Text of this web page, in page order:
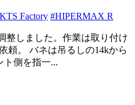
Factory #HIPERMAX R
整しました。作業は取り付け
頼。 バネは吊るしの14kから
ト側を指一...